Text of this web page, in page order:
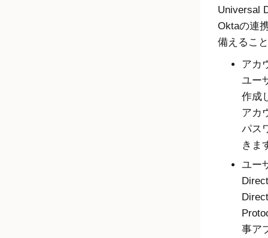
Universal
Oktaの連
備えるこ
アカ
ユー
作成
アカ
パス
きま
ユー
事ア